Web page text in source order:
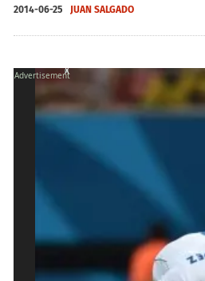
2014-06-25 JUAN SALGADO
X